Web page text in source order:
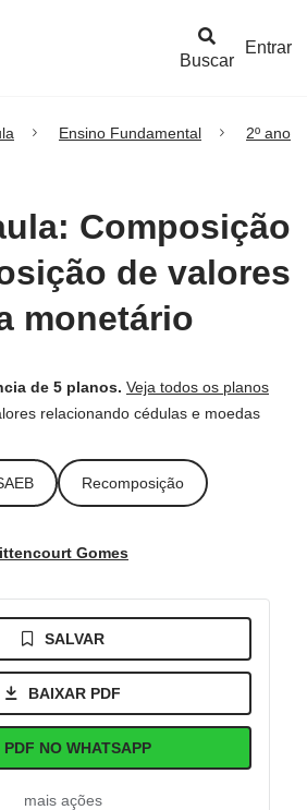
Buscar
Entrar
Ensino Fundamental 2º ano
Composição
de valores
monetário
de 5 planos. Veja todos os planos
relacionando cédulas e moedas
Recomposição
Gomes
SALVAR
BAIXAR PDF
PDF NO WHATSAPP
mais ações